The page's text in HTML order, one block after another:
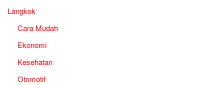
Langkok
Cara Mudah
Ekonomi
Kesehatan
Otomotif